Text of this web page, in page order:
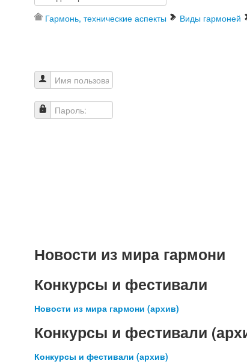
Гармонь, технические аспекты Виды гармоней
Имя пользователя
Пароль:
Новости из мира гармони
Конкурсы и фестивали
Новости из мира гармони (архив)
Конкурсы и фестивали
Конкурсы и фестивали (архив)